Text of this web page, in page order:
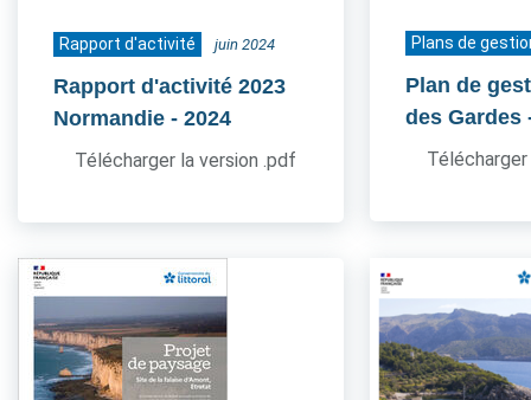
Rapport d'activité juin 2024
Rapport d'activité 2023
Normandie - 2024
Télécharger la version .pdf
Plans de
Plan de
des Gardes